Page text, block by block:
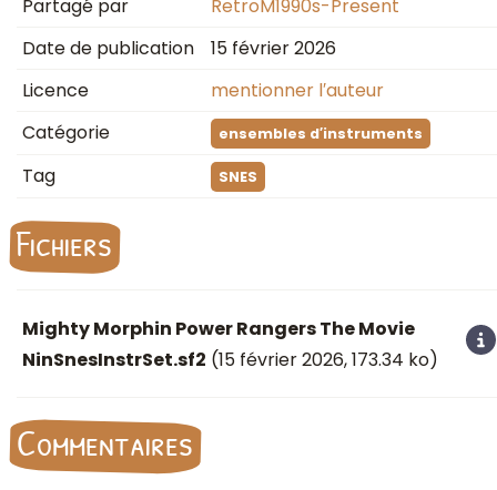
Partagé par
RetroM1990s-Present
Date de publication
15 février 2026
Licence
mentionner l′auteur
Catégorie
ensembles d′instruments
Tag SNES
Fichiers
Mighty Morphin Power Rangers The Movie
NinSnesInstrSet.sf2 (15 février 2026, 173.34 ko)
Commentaires